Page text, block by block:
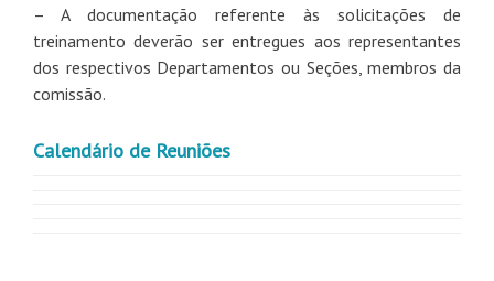
– A documentação referente às solicitações de
treinamento deverão ser entregues aos representantes
dos respectivos Departamentos ou Seções, membros da
comissão.
Calendário de Reuniões